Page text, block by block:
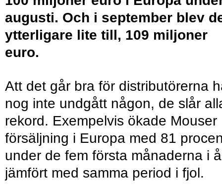
augusti. Och i september blev
ytterligare lite till, 109 miljoner
euro.
Att det går bra för distributörerna
nog inte undgått någon, de slår
rekord. Exempelvis ökade Mouser
försäljning i Europa med 81
under de fem första månaderna i
jämfört med samma period i fjol.